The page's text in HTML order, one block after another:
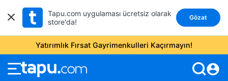
Tapu.com uygulaması ücretsiz olarak
store'da!
Gözat
Yatırımlık Fırsat Gayrimenkulleri Kaçırmayın!
account_circle